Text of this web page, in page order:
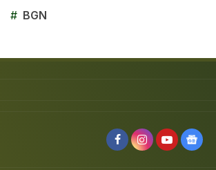
# BGN